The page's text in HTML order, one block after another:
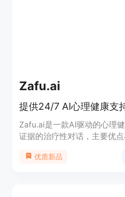
Zafu.ai
Zafu.ai是一款AI驱动的心理
证据的治疗性对话，主要优
优质新品